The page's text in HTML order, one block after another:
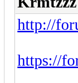
http://
https://